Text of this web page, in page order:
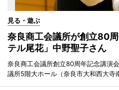
見る・遊ぶ
奈良商工会議所が創立80
テル尾花」中野聖子さん
奈良商工会議所創立80周年記念講演
議所5階大ホール（奈良市大和西大寺